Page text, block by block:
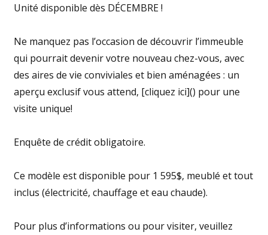
Unité disponible dès DÉCEMBRE !
Ne manquez pas l’occasion de découvrir l’immeuble
qui pourrait devenir votre nouveau chez-vous, avec
des aires de vie conviviales et bien aménagées : un
aperçu exclusif vous attend, [cliquez ici]() pour une
visite unique!
Enquête de crédit obligatoire.
Ce modèle est disponible pour 1 595$, meublé et tout
inclus (électricité, chauffage et eau chaude).
Pour plus d’informations ou pour visiter, veuillez